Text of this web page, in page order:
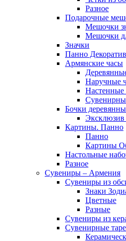
Разное
Подарочные
Мешочки
Мешочки
Значки
Панно
Армянские часы
Наручные
Настенные
Бочки
Эксклюзив
Картины. Панно
Панно
Картины
Настольные
Разное
Сувениры – Армения
Сувениры из
Знаки
Цветные
Разные
Сувениры из
Сувенирные